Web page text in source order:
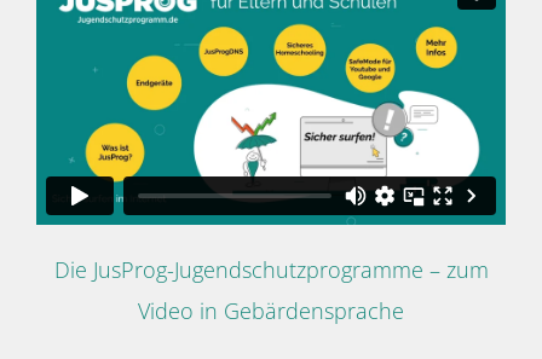
Die JusProg-Jugendschutzprogramme – zum
Video in Gebärdensprache